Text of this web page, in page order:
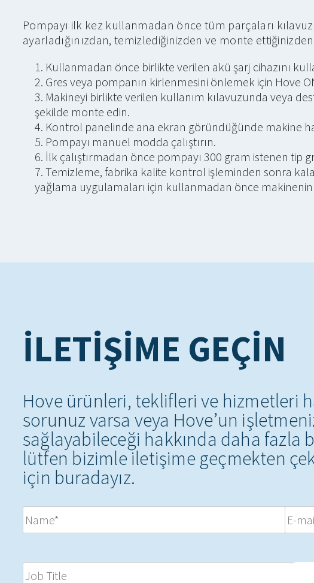
Pompayı ilk kez kullanmadan önce tüm parçaları
ayarladığınızdan, temizlediğinizden ve monte
Kullanmadan önce birlikte verilen akü şarj cihazını
Gres veya pompanın kirlenmesini önlemek için Hove
Makineyi birlikte verilen kullanım kılavuzunda veya
şekilde monte edin.
Kontrol panelinde ana ekran göründüğünde makine
Pompayı manuel modda çalıştırın.
İlk çalıştırmadan önce pompayı 300 gram istenen tip
Temizleme, fabrika kalite kontrol işleminden sonra
yağlama uygulamaları için kullanmadan önce makinenin
İLETIŞIME GEÇIN
Hove ürünleri, teklifleri ve hizmetleri
sorunuz varsa veya Hove’un
sağlayabileceği hakkında daha fazla
lütfen bizimle iletişime geçmekten
için buradayız.